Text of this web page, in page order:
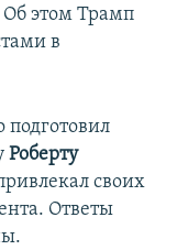
этом Трамп
в
Роберту
своих
Ответы